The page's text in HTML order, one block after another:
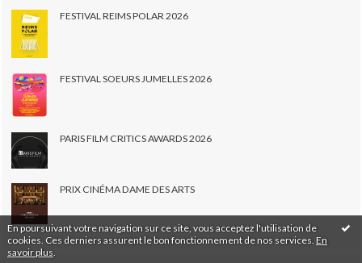
En poursuivant votre navigation sur ce site, vous acceptez l'utilisation de
cookies. Ces derniers assurent le bon fonctionnement de nos services. En
savoir plus
FESTIVAL REIMS POLAR 2026
FESTIVAL SOEURS JUMELLES 2026
PARIS FILM CRITICS AWARDS 2026
PRIX CINÉMA DAME DES ARTS